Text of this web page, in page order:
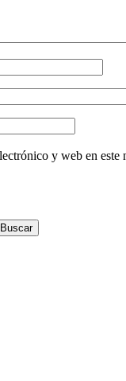
y web en este
Buscar